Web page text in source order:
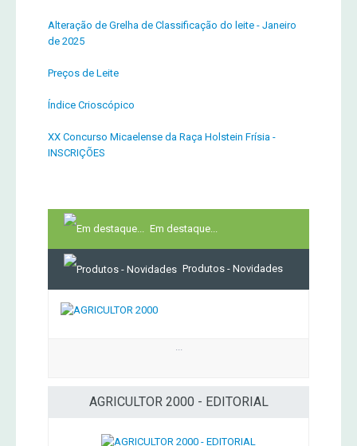
Alteração de Grelha de Classificação do leite - Janeiro
de 2025
Preços de Leite
Índice Crioscópico
XX Concurso Micaelense da Raça Holstein Frísia -
INSCRIÇÕES
Em destaque...
Produtos - Novidades
AGRICULTOR 2000 - EDITORIAL